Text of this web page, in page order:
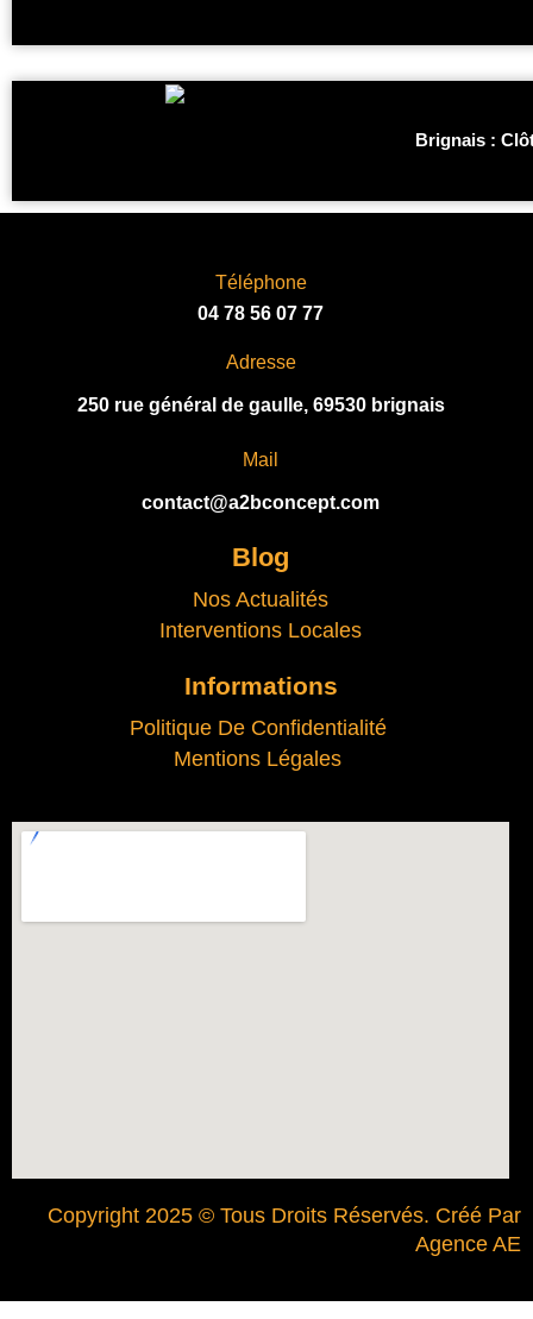
Brignais :
Téléphone
04 78 56 07 77
Adresse
250 rue général de gaulle, 69530 brignais
Mail
contact@a2bconcept.com
Blog
Nos Actualités
Interventions Locales
Informations
Politique De Confidentialité
Mentions Légales
Copyright 2025 © Tous Droits Réservés. Créé Par
Agence AE